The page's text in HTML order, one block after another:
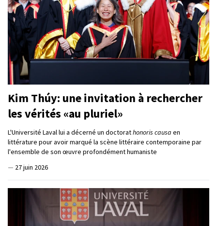
Kim Thúy: une invitation à rechercher
les vérités «au pluriel»
L'Université Laval lui a décerné un doctorathonoris causa en
littérature pour avoir marqué la scène littéraire contemporaine par
l'ensemble de son œuvre profondément humaniste
— 27 juin 2026